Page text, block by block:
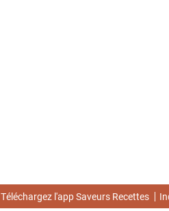
Téléchargez l'app Saveurs Recettes